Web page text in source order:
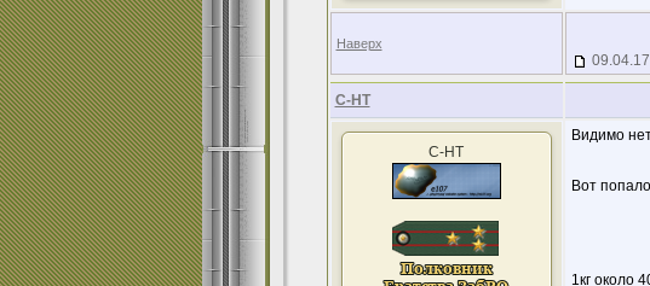
Наверх
С-НТ
С-НТ
Видимо
Вот
1кг около